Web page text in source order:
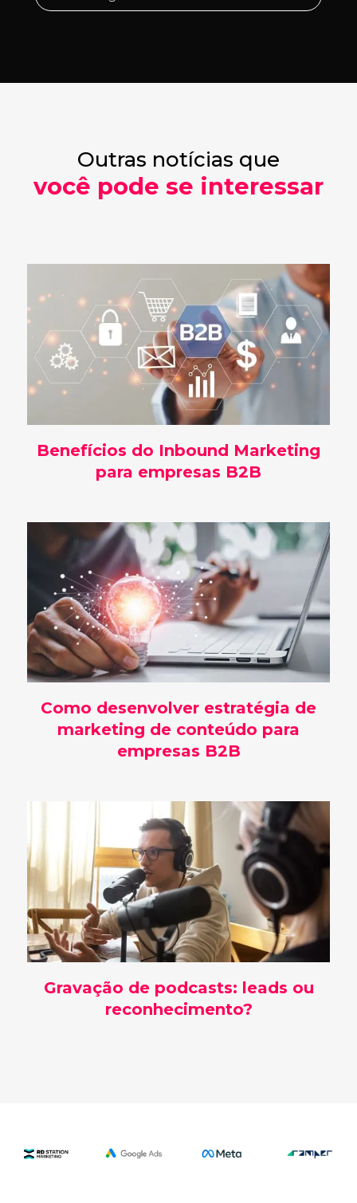
Outras notícias que
você pode se interessar
Benefícios do Inbound Marketing
para empresas B2B
Como desenvolver estratégia de
marketing de conteúdo para
empresas B2B
Gravação de podcasts: leads ou
reconhecimento?